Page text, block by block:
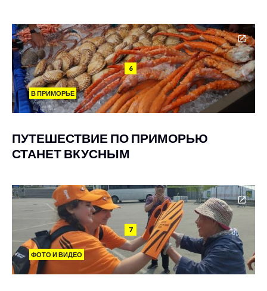
6
В ПРИМОРЬЕ
ПУТЕШЕСТВИЕ ПО ПРИМОРЬЮ
СТАНЕТ ВКУСНЫМ
7
ФОТО И ВИДЕО